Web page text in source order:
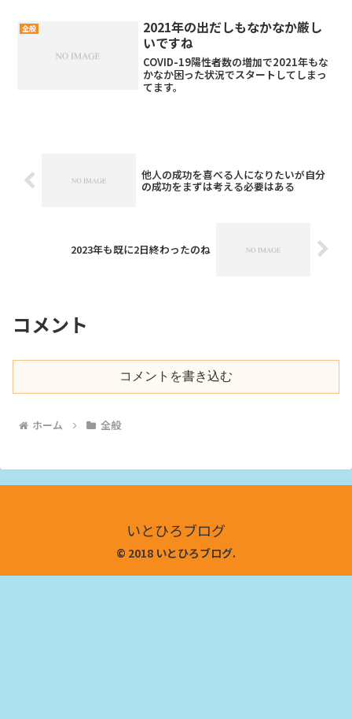
全般
2021年の出だしもなかなか厳し
いですね
COVID-19陽性者数の増加で2021年もな
かなか困った状況でスタートしてしまっ
てます。
他人の成功を喜べる人になりたいが自分
の成功をまずは考える必要はある
2023年も既に2日終わったのね
コメント
コメントを書き込む
ホーム 全般
いとひろブログ
© 2018 いとひろブログ.